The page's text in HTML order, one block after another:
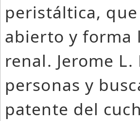
peristáltica,
abierto y forma
renal. Jerome
personas y
patente del